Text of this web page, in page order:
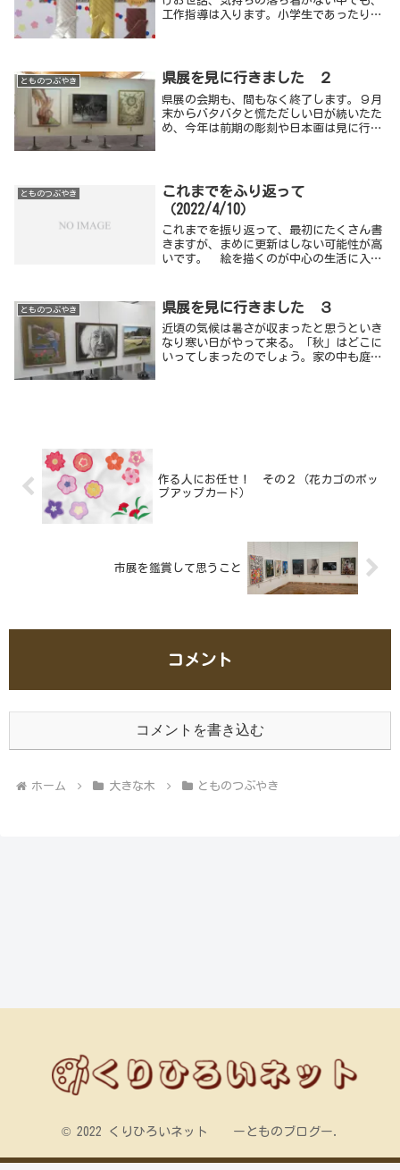
工作指導は入ります。小学生であったり、
た。
とものつぶやき 県展を見に行きました ２
県展の会期も、間もなく終了します。９月
末からバタバタと慌ただしい日が続いたた
め、今年は前期の彫刻や日本画は見に行け
い、受付で別紙に記入して、いただくこと
ができました。恥ずかしいし、情けないで
す。
とものつぶやき
これまでをふり返って
（2022/4/10）
これまでを振り返って、最初にたくさん書
きますが、まめに更新はしない可能性が高
いです。 絵を描くのが中心の生活に入っ
ルさんです。土壌なのか、気候なのか、千
葉県は椎の巨...
とものつぶやき 県展を見に行きました ３
近頃の気候は暑さが収まったと思うといき
なり寒い日がやって来る。「秋」はどこに
いってしまったのでしょう。家の中も庭仕
作る人にお任せ！ その２（花カゴのポッ
プアップカード）
市展を鑑賞して思うこと
コメント
コメントを書き込む
ホーム 大きな木 とものつぶやき
© 2022 くりひろいネット ーとものブログー.